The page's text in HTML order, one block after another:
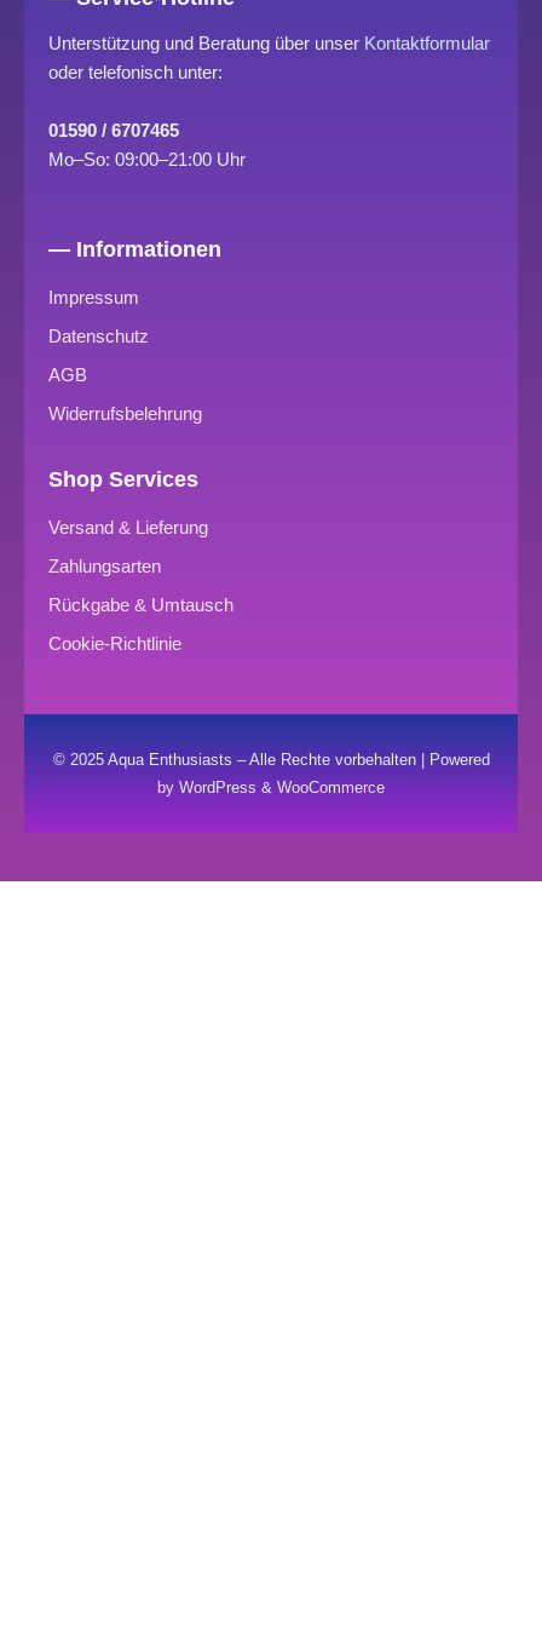
Unterstützung und Beratung über unser Kontaktformular
oder telefonisch unter:
01590 / 6707465
Mo–So: 09:00–21:00 Uhr
— Informationen
Impressum
Datenschutz
AGB
Widerrufsbelehrung
Shop Services
Versand & Lieferung
Zahlungsarten
Rückgabe & Umtausch
Cookie-Richtlinie
© 2025 Aqua Enthusiasts – Alle Rechte vorbehalten | Powered
by WordPress & WooCommerce